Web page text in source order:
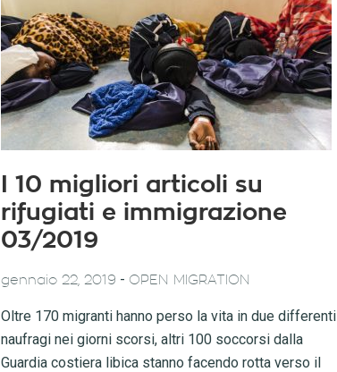
I 10 migliori articoli su
rifugiati e immigrazione
03/2019
gennaio 22, 2019 - OPEN MIGRATION
Oltre 170 migranti hanno perso la vita in due differenti
naufragi nei giorni scorsi, altri 100 soccorsi dalla
Guardia costiera libica stanno facendo rotta verso il